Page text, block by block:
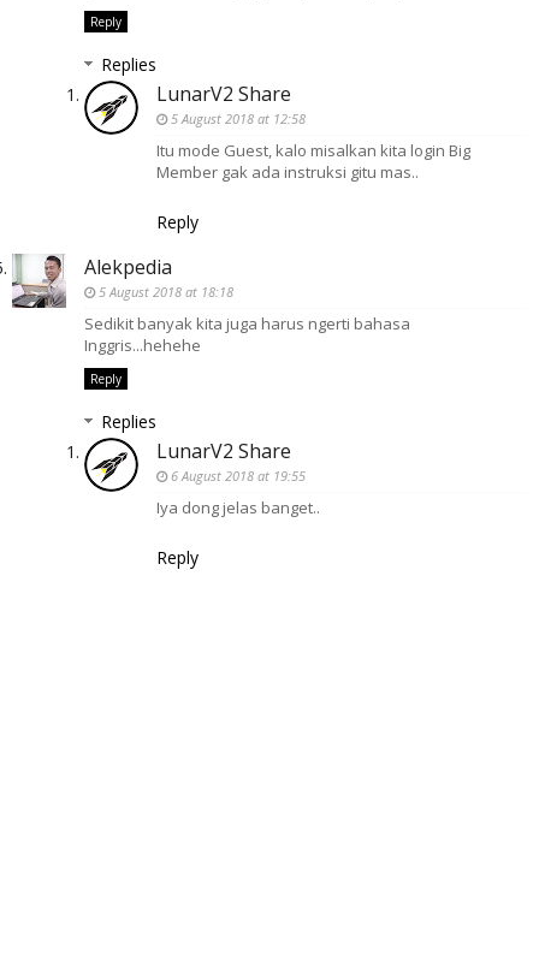
Reply
Replies
LunarV2 Share
5 August 2018 at 12:58
Itu mode Guest, kalo misalkan kita login Big
Member gak ada instruksi gitu mas..
Reply
Alekpedia
5 August 2018 at 18:18
Sedikit banyak kita juga harus ngerti bahasa
Inggris...hehehe
Reply
Replies
LunarV2 Share
6 August 2018 at 19:55
Iya dong jelas banget..
Reply